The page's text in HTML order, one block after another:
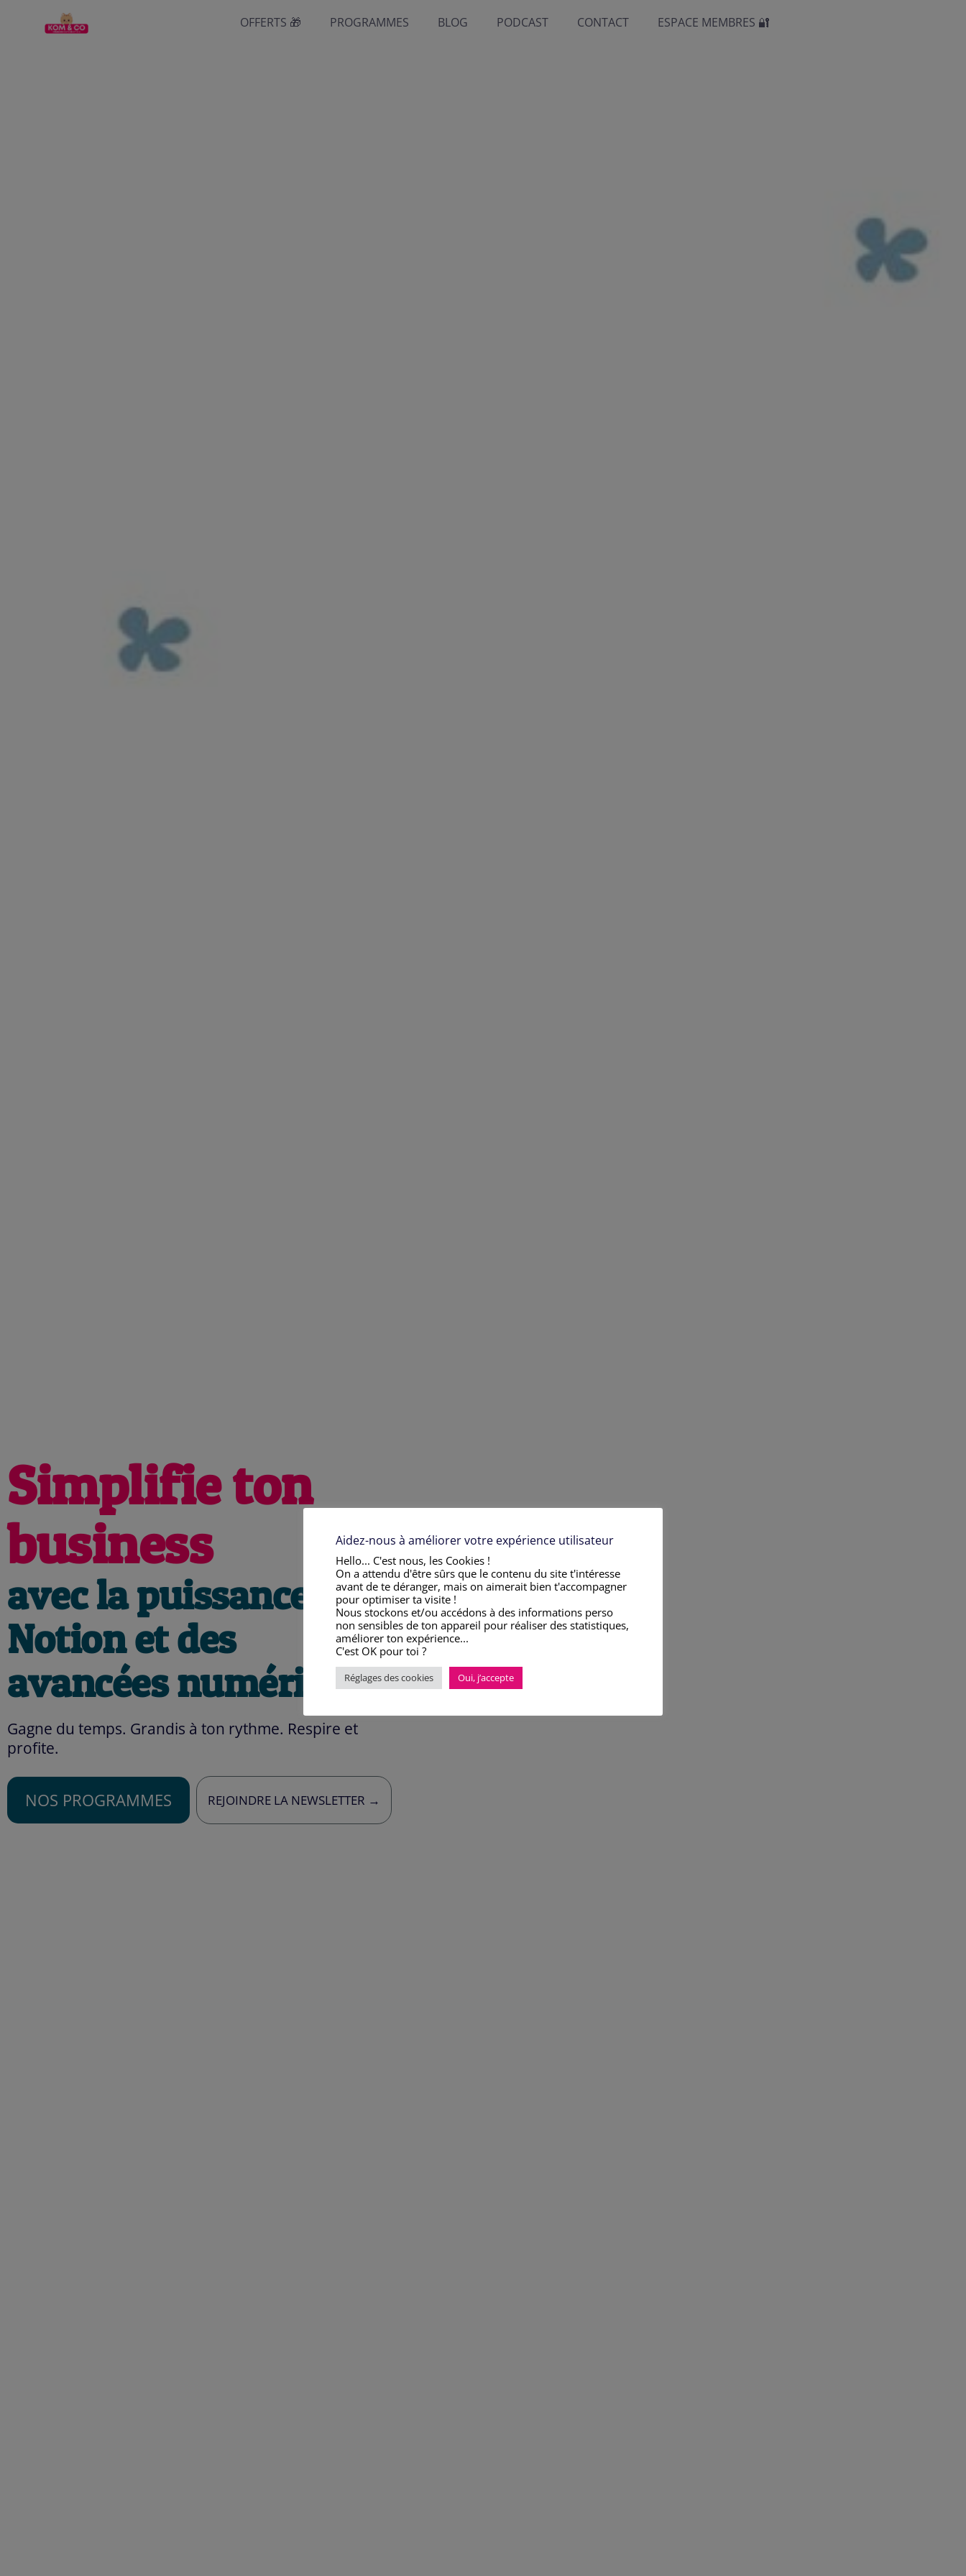
OFFERTS 🎁 PROGRAMMES BLOG PODCAST CONTACT ESPACE MEMBRES 🔐
Simplifie ton
business
avec la puissance de
Notion et des
avancées numériques
Gagne du temps. Grandis à ton rythme. Respire et
profite.
REJOINDRE LA NEWSLETTER →
NOS PROGRAMMES
Aidez-nous à améliorer votre expérience utilisateur
Hello... C'est nous, les Cookies !
On a attendu d'être sûrs que le contenu du site t'intéresse
avant de te déranger, mais on aimerait bien t'accompagner
pour optimiser ta visite !
Nous stockons et/ou accédons à des informations perso
non sensibles de ton appareil pour réaliser des statistiques,
améliorer ton expérience...
C'est OK pour toi ?
Réglages des cookies Oui, j’accepte